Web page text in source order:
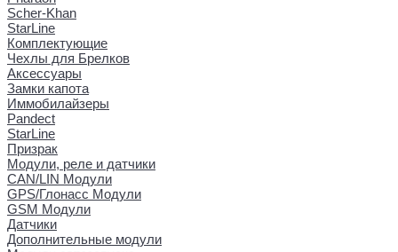
Scher-Khan
StarLine
Комплектующие
Чехлы для Брелков
Аксессуары
Замки капота
Иммобилайзеры
Pandect
StarLine
Призрак
Модули, реле и датчики
CAN/LIN Модули
GPS/Глонасс Модули
GSM Модули
Датчики
Дополнительные модули